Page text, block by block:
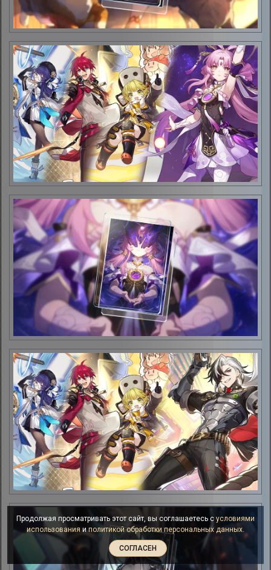
Продолжая просматривать этот сайт, вы соглашаетесь с условиями
использованияиполитикой обработки персональных данных.
СОГЛАСЕН